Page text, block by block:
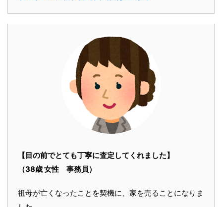
【目の前でとても丁寧に査定してくれました】
（38歳 女性 事務員）
祖母が亡くなったことを契機に、家を売ることになりま